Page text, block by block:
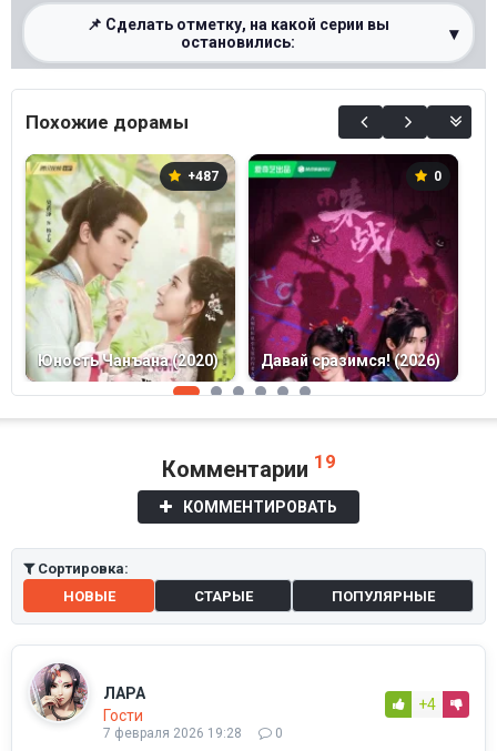
📌 Сделать отметку, на какой серии вы
остановились:
▾
0%
Похожие дорамы
+487
Юность Чанъана (2020)
0
Давай сразимся! (2026)
Комментарии 19
КОММЕНТИРОВАТЬ
Сортировка:
НОВЫЕ
СТАРЫЕ ПОПУЛЯРНЫЕ
ЛАРА
Гости
7 февраля 2026 19:28 0
+4